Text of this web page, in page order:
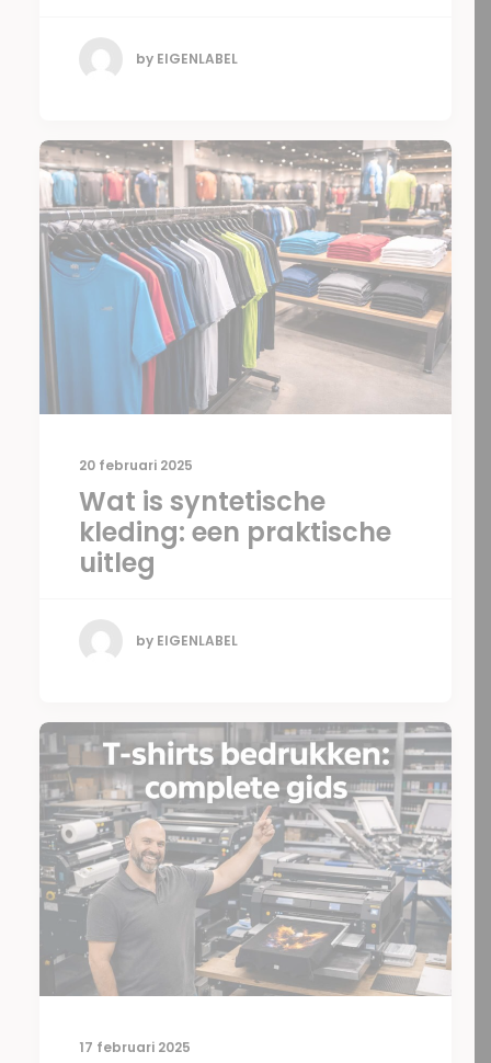
by EIGENLABEL
20 februari 2025
Wat is syntetische
kleding: een praktische
uitleg
by EIGENLABEL
17 februari 2025